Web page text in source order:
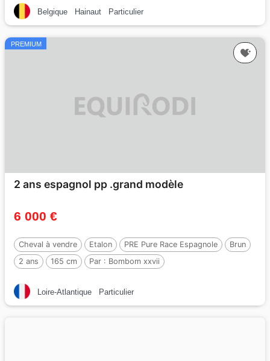
Belgique Hainaut Particulier
PREMIUM
2 ans espagnol pp .grand modèle
6 000 €
Cheval à vendre Etalon PRE Pure Race Espagnole
Brun
2 ans
165 cm Par : Bombom xxvii
Loire-Atlantique Particulier